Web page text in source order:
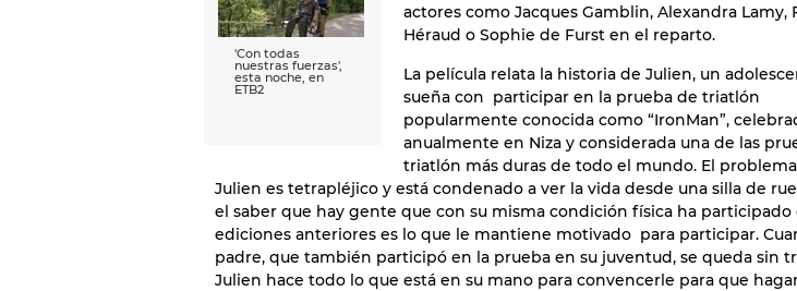
'Con todas
nuestras fuerzas',
esta noche, en
ETB2
actores como Jacques Gamblin, Alexandra Lamy,
Héraud o Sophie de Furst en el reparto.
La película relata la historia de Julien, un
sueña con participar en la prueba de triatlón
popularmente conocida como “IronMan”,
anualmente en Niza y considerada una de las
triatlón más duras de todo el mundo. El
Julien es tetrapléjico y está condenado a ver la vida desde una silla de
el saber que hay gente que con su misma condición física ha participado
ediciones anteriores es lo que le mantiene motivado para participar.
padre, que también participó en la prueba en su juventud, se queda sin
Julien hace todo lo que está en su mano para convencerle para que